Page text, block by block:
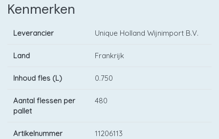
Kenmerken
Leverancier Unique Holland Wijnimport B.V.
Land Frankrijk
Inhoud fles (L) 0.750
Aantal flessen per
pallet
480
Artikelnummer 11206113